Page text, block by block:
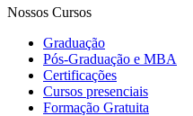
Nossos Cursos
Graduação
Pós-Graduação e MBA
Certificações
Cursos presenciais
Formação Gratuita